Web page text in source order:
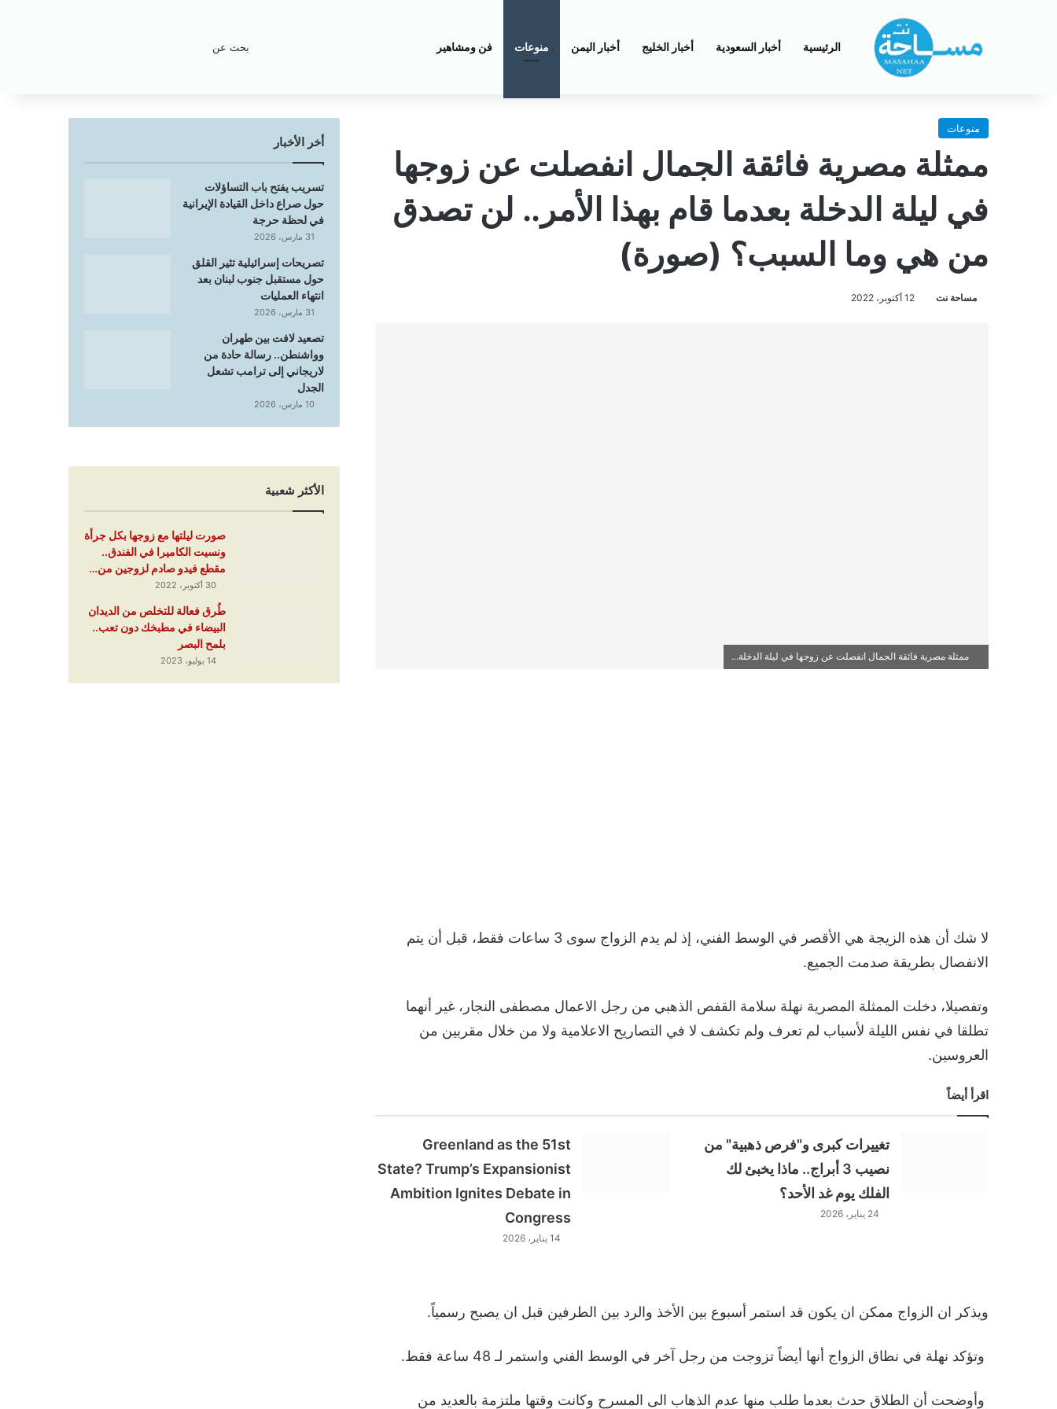
الرئيسية أخبار السعودية أخبار الخليج أخبار اليمن منوعات فن ومشاهير
منوعات
ممثلة مصرية فائقة الجمال انفصلت عن زوجها
في ليلة الدخلة بعدما قام بهذا الأمر.. لن تصدق
من هي وما السبب؟ (صورة)
مساحة نت 12 أكتوبر، 2022
ممثلة مصرية فائقة الجمال انفصلت عن زوجها في ليلة الدخلة...
لا شك أن هذه الزيجة هي الأقصر في الوسط الفني، إذ لم يدم الزواج سوى 3 ساعات فقط، قبل أن يتم
الانفصال بطريقة صدمت الجميع.
وتفصيلا، دخلت الممثلة المصرية نهلة سلامة القفص الذهبي من رجل الاعمال مصطفى النجار، غير أنهما
تطلقا في نفس الليلة لأسباب لم تعرف ولم تكشف لا في التصاريح الاعلامية ولا من خلال مقربين من
العروسين.
اقرأ أيضاً
تغييرات كبرى و"فرص ذهبية" من
نصيب 3 أبراج.. ماذا يخبئ لك
الفلك يوم غد الأحد؟
24 يناير، 2026
Greenland as the 51st
State? Trump’s Expansionist
Ambition Ignites Debate in
Congress
14 يناير، 2026
ويذكر ان الزواج ممكن ان يكون قد استمر أسبوع بين الأخذ والرد بين الطرفين قبل ان يصبح رسمياً.
وتؤكد نهلة في نطاق الزواج أنها أيضاً تزوجت من رجل آخر في الوسط الفني واستمر لـ 48 ساعة فقط.
وأوضحت أن الطلاق حدث بعدما طلب منها عدم الذهاب الى المسرح وكانت وقتها ملتزمة بالعديد من
أخر الأخبار
تسريب يفتح باب التساؤلات
حول صراع داخل القيادة الإيرانية
في لحظة حرجة
31 مارس، 2026
تصريحات إسرائيلية تثير القلق
حول مستقبل جنوب لبنان بعد
انتهاء العمليات
31 مارس، 2026
تصعيد لافت بين طهران
وواشنطن.. رسالة حادة من
لاريجاني إلى ترامب تشعل
الجدل
10 مارس، 2026
الأكثر شعبية
صورت ليلتها مع زوجها بكل جرأة
ونسيت الكاميرا في الفندق..
مقطع فيدو صادم لزوجين من…
30 أكتوبر، 2022
طُرق فعالة للتخلص من الديدان
البيضاء في مطبخك دون تعب..
بلمح البصر
14 يوليو، 2023